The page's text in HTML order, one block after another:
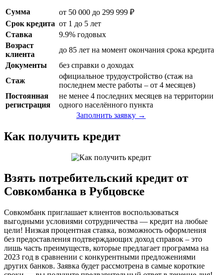
Сумма
от 50 000 до 299 999 ₽
Срок кредита от 1 до 5 лет
Ставка
9.9% годовых
Возраст
клиента
до 85 лет на момент окончания срока кредита
Документы
без справки о доходах
Стаж
официальное трудоустройство (стаж на
последнем месте работы – от 4 месяцев)
Постоянная
регистрация
не менее 4 последних месяцев на территории
одного населённого пункта
Заполнить заявку →
Как получить кредит
Взять потребительский кредит от
Совкомбанка в Рубцовске
Совкомбанк приглашает клиентов воспользоваться
выгодными условиями сотрудничества — кредит на любые
цели! Низкая процентная ставка, возможность оформления
без предоставления подтверждающих доход справок – это
лишь часть преимуществ, которые предлагает программа на
2023 год в сравнении с конкурентными предложениями
других банков. Заявка будет рассмотрена в самые короткие